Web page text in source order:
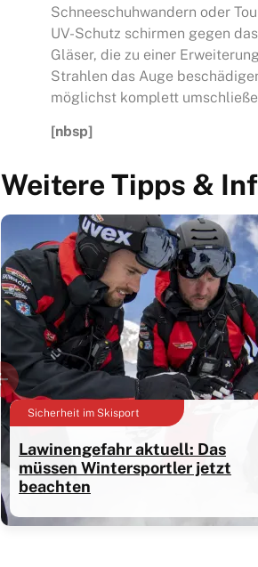
Schneeschuhwandern oder
UV-Schutz schirmen gegen
Gläser, die zu einer
Strahlen das Auge
möglichst komplett
[nbsp]
Weitere Tipps &
Sicherheit im Skisport
Lawinengefahr aktuell: Das
müssen Wintersportler jetzt
beachten